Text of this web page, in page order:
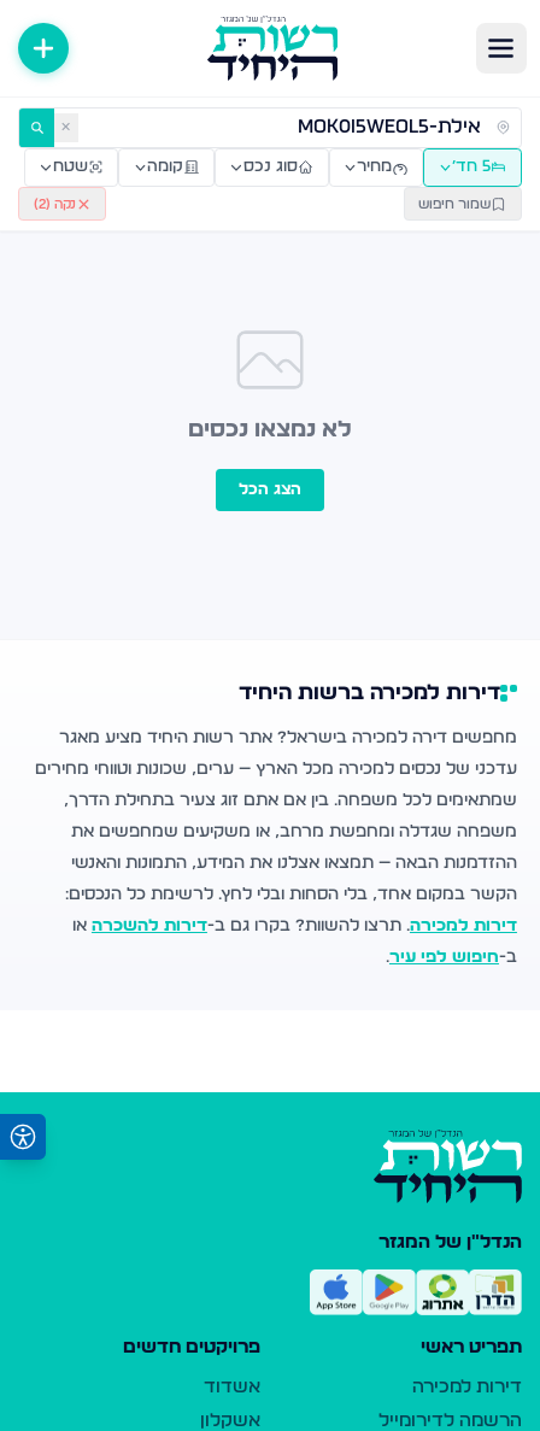
דירות למכירה ולהשכרה — רשות היחיד ✕
5 חד׳ מחיר סוג נכס קומה שטח
שמור חיפוש נקה (2
)
לא נמצאו נכסים
הצג הכל
דירות למכירה ברשות היחיד
מחפשים דירה למכירה בישראל? אתר רשות היחיד מציע מאגר
עדכני של נכסים למכירה מכל הארץ — ערים, שכונות וטווחי מחירים
שמתאימים לכל משפחה. בין אם אתם זוג צעיר בתחילת הדרך,
משפחה שגדלה ומחפשת מרחב, או משקיעים שמחפשים את
ההזדמנות הבאה — תמצאו אצלנו את המידע, התמונות והאנשי
הקשר במקום אחד, בלי הסחות ובלי לחץ. לרשימת כל הנכסים:
דירות למכירה. תרצו להשוות? בקרו גם ב-דירות להשכרה או
ב-חיפוש לפי עיר.
הנדל"ן של המגזר
תפריט ראשי
דירות למכירה
הרשמה לדירומייל
פרויקטים חדשים
אשדוד
אשקלון